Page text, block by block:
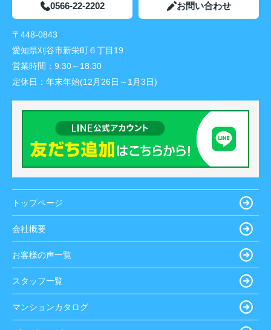
0566-22-2202 お問い合わせ
〒448-0843
愛知県刈谷市新栄町６丁目19
営業時間： 9:30～18:30
定休日： 年末年始(12月26日～1月3日)
トップページ
会社概要
お客様の声一覧
スタッフ一覧
マンションカタログ